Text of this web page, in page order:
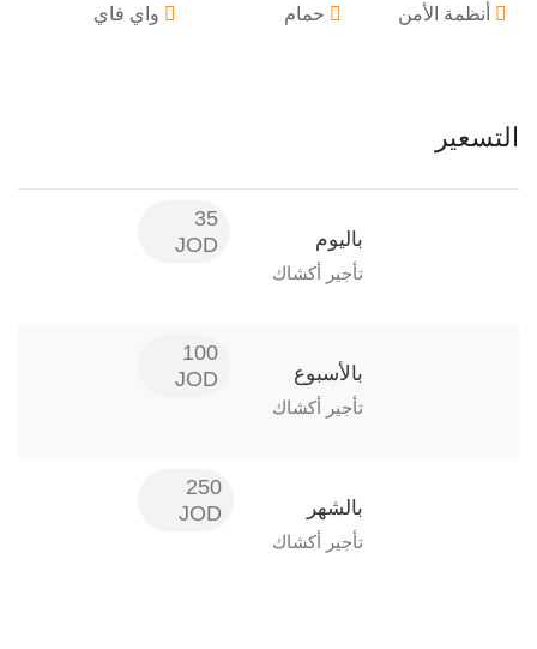
أنظمة الأمن حمام واي فاي
التسعير
باليوم
تأجير أكشاك
35
JOD
بالأسبوع
تأجير أكشاك
100
JOD
بالشهر
تأجير أكشاك
250
JOD